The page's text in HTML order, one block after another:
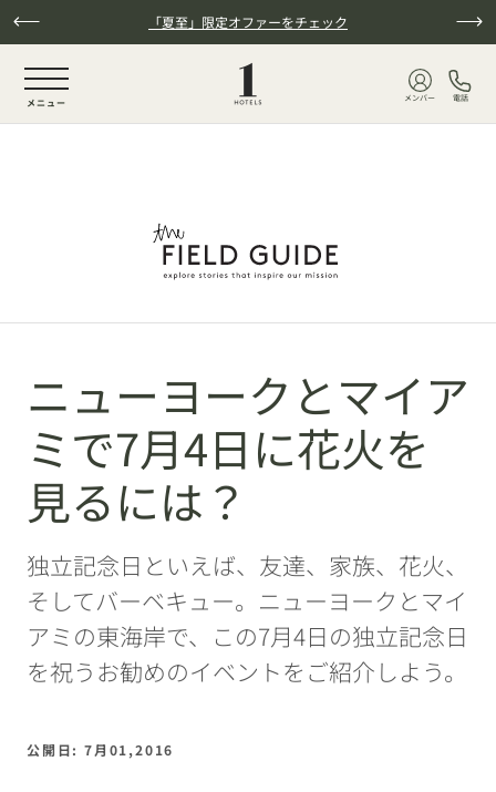
本文へスキップ 「夏至」限定オファーをチェック
NaN / 6
メニュー メンバー 電話
ニューヨークとマイア
ミで7月4日に花火を
見るには？
独立記念日といえば、友達、家族、花火、
そしてバーベキュー。ニューヨークとマイ
アミの東海岸で、この7月4日の独立記念日
を祝うお勧めのイベントをご紹介しよう。
公開日: 7月01,2016